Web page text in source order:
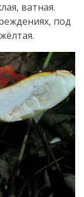
ватная.
под